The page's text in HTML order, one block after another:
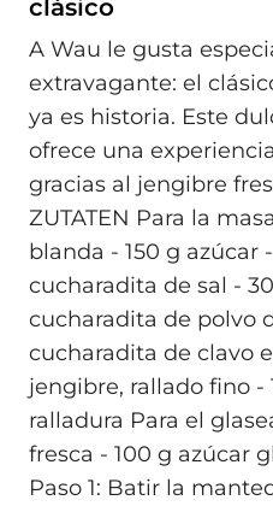
clásico
A Wau le gusta
extravagante: el
ya es historia. Este
ofrece una
gracias al jengibre
ZUTATEN Para la
blanda - 150 g azúcar
cucharadita de sal -
cucharadita de polvo
cucharadita de clavo
jengibre, rallado fino -
ralladura Para el
fresca - 100 g azúcar
Paso 1: Batir la